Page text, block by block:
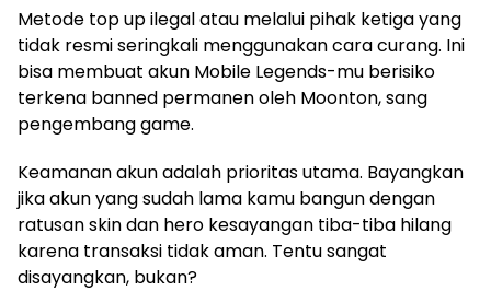
Metode top up ilegal atau melalui pihak ketiga yang
tidak resmi seringkali menggunakan cara curang. Ini
bisa membuat akun Mobile Legends-mu berisiko
terkena banned permanen oleh Moonton, sang
pengembang game.
Keamanan akun adalah prioritas utama. Bayangkan
jika akun yang sudah lama kamu bangun dengan
ratusan skin dan hero kesayangan tiba-tiba hilang
karena transaksi tidak aman. Tentu sangat
disayangkan, bukan?